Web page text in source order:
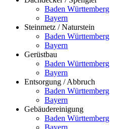
Baden Württemberg
Bayern
Steinmetz / Naturstein
Baden Württemberg
Bayern
Gerüstbau
Baden Württemberg
Bayern
Entsorgung / Abbruch
Baden Württemberg
Bayern
Gebäudereinigung
Baden Württemberg
Bayern